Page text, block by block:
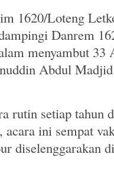
1620/Loteng
Danrem
menyambut 33
Abdul
rutin setiap tahun
ini sempat
diselenggarakan